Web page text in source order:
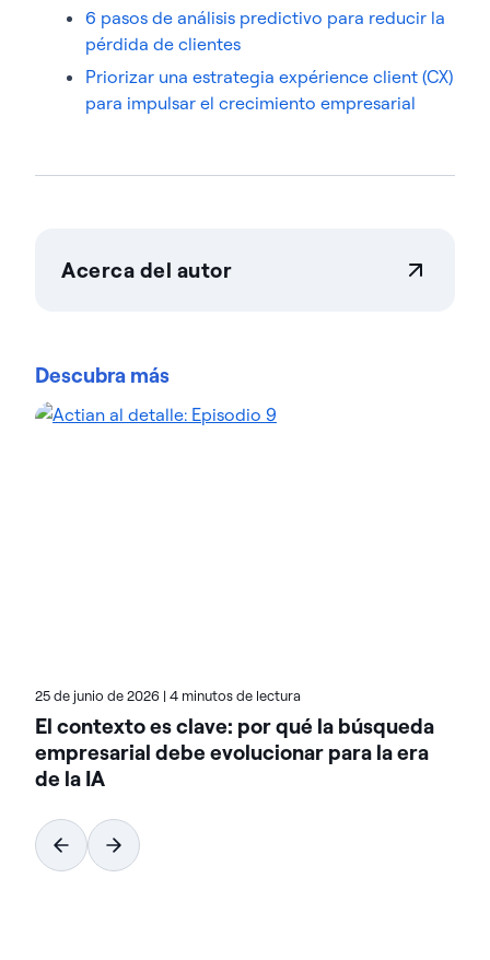
6 pasos de análisis predictivo para reducir la
pérdida de clientes
Priorizar una estrategia expérience client (CX)
para impulsar el crecimiento empresarial
Acerca del autor
resultados de los clientes en toda la empresa. Su
marketing, ventas y CX, incluyendo Deloitte y EY,
Descubra más
25 de junio de 2026 | 4 minutos de lectura
El contexto es clave: por qué la búsqueda
empresarial debe evolucionar para la era
de la IA